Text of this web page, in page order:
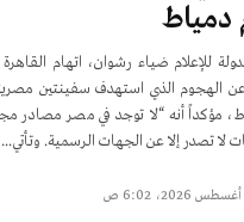
للإعلام ضياء رشوان، اتهام القاهرة
عن الهجوم الذي استهدف سفينتين
مؤكداً أنه “لا توجد في مصر مصادر
لا تصدر إلا عن الجهات الرسمية. وتأتي...